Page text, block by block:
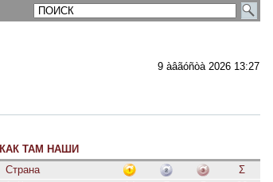
9 àâãóñòà 2026 13:27
КАК ТАМ НАШИ
Страна
Σ